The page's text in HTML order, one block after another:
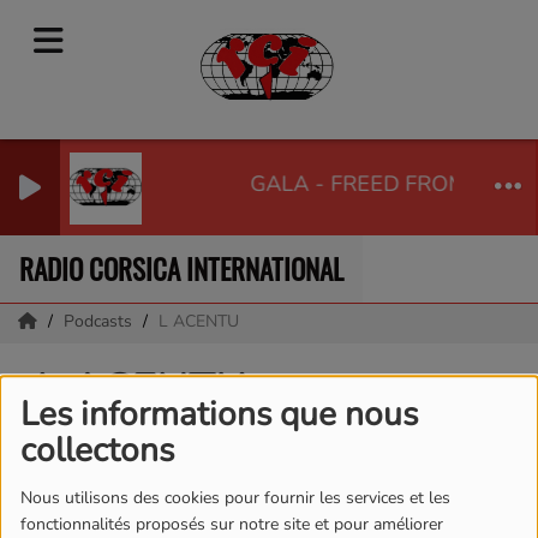
Les informations que nous
collectons
Nous utilisons des cookies pour fournir les services et les
fonctionnalités proposés sur notre site et pour améliorer
GALA - FREED FROM
RADIO CORSICA INTERNATIONAL
Podcasts L ACENTU
L ACENTU